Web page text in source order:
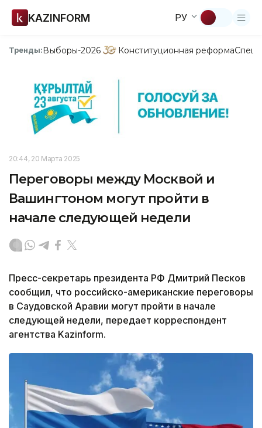
KAZINFORM РУ
Тренды:Выборы-2026 Конституционная реформа
20:44, 20 Марта 2025
Переговоры между Москвой и
Вашингтоном могут пройти в
начале следующей недели
Пресс-секретарь президента РФ Дмитрий Песков
сообщил, что российско-американские переговоры
в Саудовской Аравии могут пройти в начале
следующей недели, передает корреспондент
агентства Kazinform.